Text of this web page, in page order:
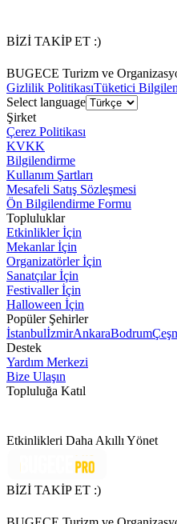
BİZİ TAKİP ET :)
BUGECE Turizm ve
Gizlilik PolitikasıTüketici
Select language
Şirket
Çerez Politikası
KVKK
Bilgilendirme
Kullanım Şartları
Mesafeli Satış Sözleşmesi
Ön Bilgilendirme Formu
Topluluklar
Etkinlikler İçin
Mekanlar İçin
Organizatörler İçin
Sanatçılar İçin
Festivaller İçin
Halloween İçin
Popüler Şehirler
İstanbulİzmirAnkaraBodrum
Destek
Yardım Merkezi
Bize Ulaşın
Topluluğa Katıl
Etkinlikleri Daha Akıllı Yönet
BİZİ TAKİP ET :)